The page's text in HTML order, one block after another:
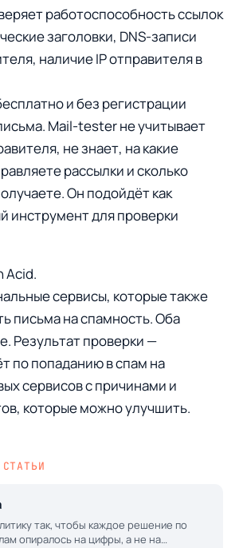
работоспособность ссылок
заголовки, DNS-записи
наличие IP отправителя в
и без регистрации
Mail-tester не учитывает
не знает, на какие
рассылки и сколько
Он подойдёт как
инструмент для проверки
Acid.
сервисы, которые также
письма на спамность. Оба
Результат проверки —
по попаданию в спам на
сервисов с причинами и
которые можно улучшить.
так, чтобы каждое решение по
опиралось на цифры, а не на